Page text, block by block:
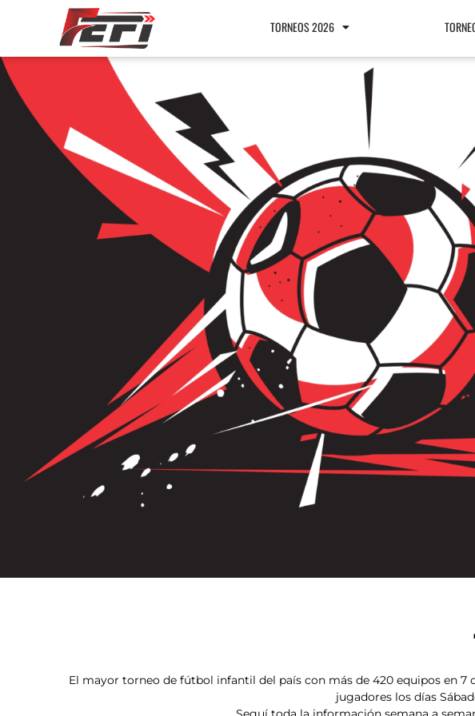
TORNEOS 2026
El mayor torneo de fútbol infantil del país con más de 420 equipos en 7
jugadores los días